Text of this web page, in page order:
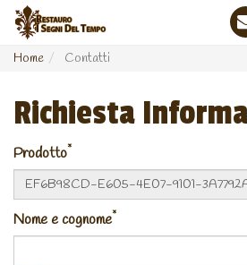
Home Contatti
Richiesta
Prodotto*
Nome e cognome*